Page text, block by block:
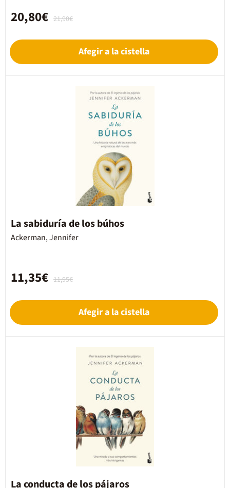
21,90€
20,80€
Afegir a la cistella
La sabiduría de los búhos
Ackerman, Jennifer
11,95€
11,35€
Afegir a la cistella
La conducta de los pájaros